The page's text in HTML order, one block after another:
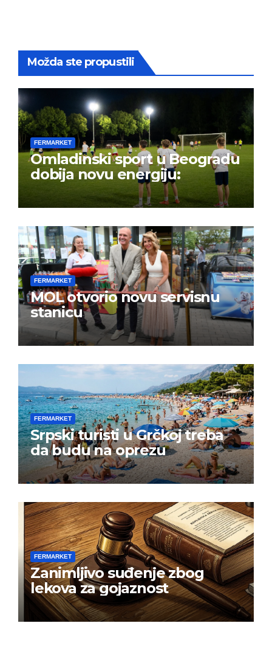
Možda ste propustili
FERMARKET
Omladinski sport u Beogradu
dobija novu energiju:
FERMARKET
MOL otvorio novu servisnu
stanicu
FERMARKET
Srpski turisti u Grčkoj treba
da budu na oprezu
FERMARKET
Zanimljivo suđenje zbog
lekova za gojaznost